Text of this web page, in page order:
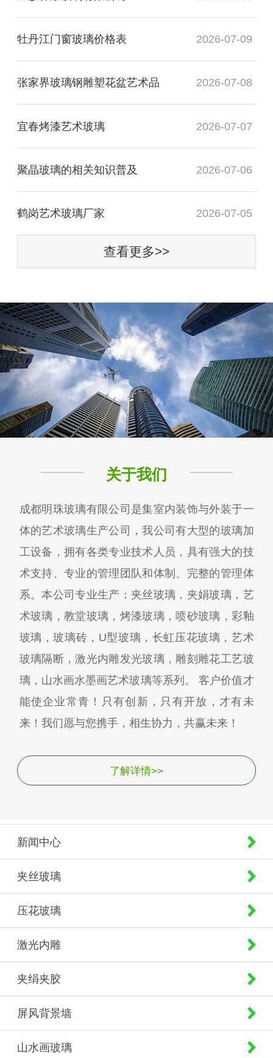
牡丹江门窗玻璃价格表 2026-07-09
张家界玻璃钢雕塑花盆艺术品 2026-07-08
宜春烤漆艺术玻璃 2026-07-07
聚晶玻璃的相关知识普及 2026-07-06
鹤岗艺术玻璃厂家 2026-07-05
查看更多>>
关于我们
成都明珠玻璃有限公司是集室内装饰与外装于一
体的艺术玻璃生产公司，我公司有大型的玻璃加
工设备，拥有各类专业技术人员，具有强大的技
术支持、专业的管理团队和体制、完整的管理体
系。本公司专业生产：夹丝玻璃，夹娟玻璃，艺
术玻璃，教堂玻璃，烤漆玻璃，喷砂玻璃，彩釉
玻璃，玻璃砖，U型玻璃，长虹压花玻璃，艺术
玻璃隔断，激光内雕发光玻璃，雕刻雕花工艺玻
璃，山水画水墨画艺术玻璃等系列。 客户价值才
能使企业常青！只有创新，只有开放，才有未
来！我们愿与您携手，相生协力，共赢未来！
了解详情>>
新闻中心
夹丝玻璃
压花玻璃
激光内雕
夹绢夹胶
屏风背景墙
山水画玻璃